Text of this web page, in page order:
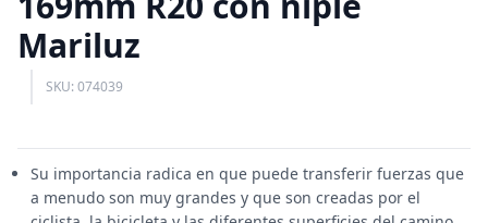
Mariluz
SKU: 074039
Su importancia radica en que puede transferir fuerzas que
a menudo son muy grandes y que son creadas por el